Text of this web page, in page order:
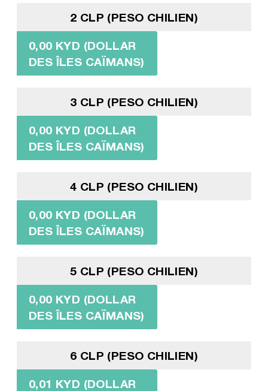
2 CLP (PESO CHILIEN)
0,00 KYD (DOLLAR
DES ÎLES CAÏMANS)
3 CLP (PESO CHILIEN)
0,00 KYD (DOLLAR
DES ÎLES CAÏMANS)
4 CLP (PESO CHILIEN)
0,00 KYD (DOLLAR
DES ÎLES CAÏMANS)
5 CLP (PESO CHILIEN)
0,00 KYD (DOLLAR
DES ÎLES CAÏMANS)
6 CLP (PESO CHILIEN)
0,01 KYD (DOLLAR